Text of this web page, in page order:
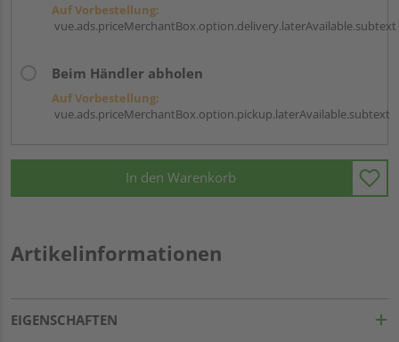
Auf Vorbestellung:
vue.ads.priceMerchantBox.option.delivery.laterAvailable.subtext
Beim Händler abholen
Auf Vorbestellung:
vue.ads.priceMerchantBox.option.pickup.laterAvailable.subtext
In den Warenkorb
Artikelinformationen
EIGENSCHAFTEN